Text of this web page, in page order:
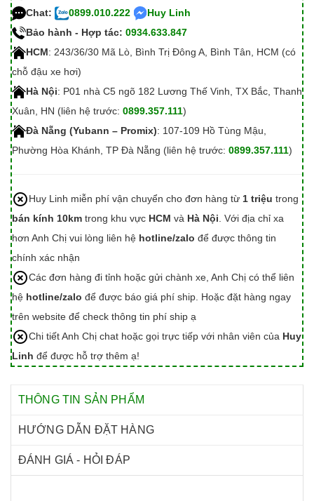
Chat:
0899.010.222
Huy Linh
Bảo hành - Hợp tác: 0934.633.847
HCM: 243/36/30 Mã Lò, Bình Trị Đông A, Bình Tân, HCM (có
chỗ đậu xe hơi)
Hà Nội: P01 nhà C5 ngõ 182 Lương Thế Vinh, TX Bắc, Thanh
Xuân, HN (liên hệ trước: 0899.357.111)
Đà Nẵng (Yubann – Promix): 107-109 Hồ Tùng Mậu,
Phường Hòa Khánh, TP Đà Nẵng (liên hệ trước: 0899.357.111)
Huy Linh miễn phí vận chuyển cho đơn hàng từ 1 triệu trong
bán kính 10km trong khu vực HCM và Hà Nội . Với địa chỉ xa
hơn Anh Chị vui lòng liên hệ hotline/zalo để được thông tin
chính xác nhận
Các đơn hàng đi tỉnh hoặc gửi chành xe, Anh Chị có thể liên
hệ hotline/zalo để được báo giá phí ship. Hoặc đặt hàng ngay
trên website để check thông tin phí ship ạ
Chi tiết Anh Chị chat hoặc gọi trực tiếp với nhân viên của Huy
Linh để được hỗ trợ thêm ạ!
THÔNG TIN SẢN PHẨM
HƯỚNG DẪN ĐẶT HÀNG
ĐÁNH GIÁ - HỎI ĐÁP